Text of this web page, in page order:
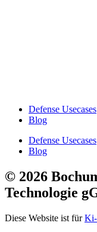
Defense Usecases
Blog
Defense Usecases
Blog
© 2026
Technologie
Diese Website ist für